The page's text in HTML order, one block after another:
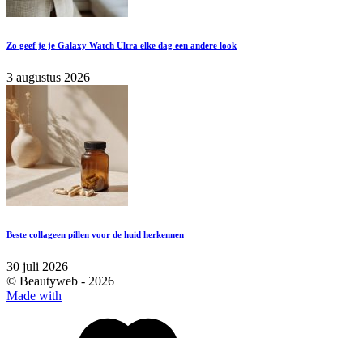
Zo geef je je Galaxy Watch Ultra elke dag een andere look
3 augustus 2026
Beste collageen pillen voor de huid herkennen
30 juli 2026
© Beautyweb - 2026
Made with